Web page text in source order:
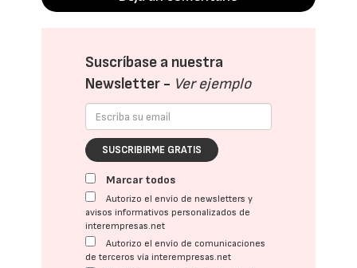
Suscríbase a nuestra
Newsletter - Ver ejemplo
SUSCRIBIRME GRATIS
Marcar todos
Autorizo el envío de newsletters y
avisos informativos personalizados de
interempresas.net
Autorizo el envío de comunicaciones
de terceros vía interempresas.net